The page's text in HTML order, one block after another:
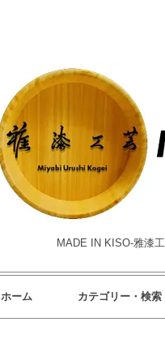
MADE IN KISO-雅漆
ホーム カテゴリー・検索